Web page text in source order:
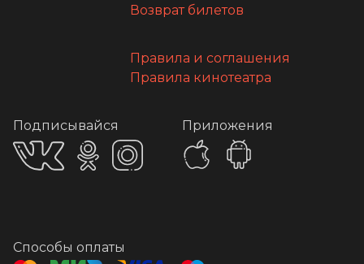
Возврат билетов
Правила и соглашения
Правила кинотеатра
Подписывайся Приложения
Способы оплаты